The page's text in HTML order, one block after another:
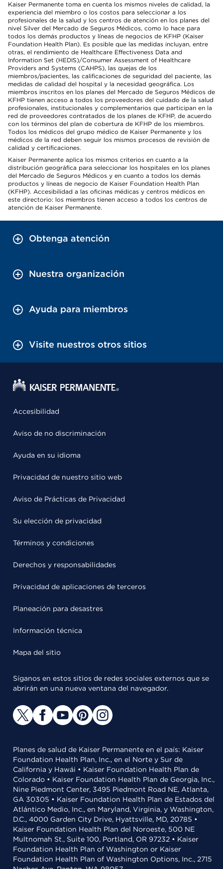
Kaiser Permanente toma en cuenta los mismos niveles de calidad, la
experiencia del miembro o los costos para seleccionar a los
profesionales de la salud y los centros de atención en los planes del
nivel Silver del Mercado de Seguros Médicos, como lo hace para
todos los demás productos y líneas de negocios de KFHP (Kaiser
Foundation Health Plan). Es posible que las medidas incluyan, entre
otras, el rendimiento de Healthcare Effectiveness Data and
Information Set (HEDIS)/Consumer Assessment of Healthcare
Providers and Systems (CAHPS), las quejas de los
miembros/pacientes, las calificaciones de seguridad del paciente, las
medidas de calidad del hospital y la necesidad geográfica. Los
miembros inscritos en los planes del Mercado de Seguros Médicos de
KFHP tienen acceso a todos los proveedores del cuidado de la salud
profesionales, institucionales y complementarios que participan en la
red de proveedores contratados de los planes de KFHP, de acuerdo
con los términos del plan de cobertura de KFHP de los miembros.
Todos los médicos del grupo médico de Kaiser Permanente y los
médicos de la red deben seguir los mismos procesos de revisión de
calidad y certificaciones.
Kaiser Permanente aplica los mismos criterios en cuanto a la
distribución geográfica para seleccionar los hospitales en los planes
del Mercado de Seguros Médicos y en cuanto a todos los demás
productos y líneas de negocio de Kaiser Foundation Health Plan
(KFHP). Accesibilidad a las oficinas médicas y centros médicos en
este directorio: los miembros tienen acceso a todos los centros de
atención de Kaiser Permanente.
Obtenga atención
Nuestra organización
Ayuda para miembros
Visite nuestros otros sitios
Accesibilidad
Aviso de no discriminación
Ayuda en su idioma
Privacidad de nuestro sitio web
Aviso de Prácticas de Privacidad
Su elección de privacidad
Términos y condiciones
Derechos y responsabilidades
Privacidad de aplicaciones de terceros
Planeación para desastres
Información técnica
Mapa del sitio
Síganos en estos sitios de redes sociales externos que se
abrirán en una nueva ventana del navegador.
Planes de salud de Kaiser Permanente en el país: Kaiser
Foundation Health Plan, Inc., en el Norte y Sur de
California y Hawái • Kaiser Foundation Health Plan de
Colorado • Kaiser Foundation Health Plan de Georgia, Inc.,
Nine Piedmont Center, 3495 Piedmont Road NE, Atlanta,
GA 30305 • Kaiser Foundation Health Plan de Estados del
Atlántico Medio, Inc., en Maryland, Virginia, y Washington,
D.C., 4000 Garden City Drive, Hyattsville, MD, 20785 •
Kaiser Foundation Health Plan del Noroeste, 500 NE
Multnomah St., Suite 100, Portland, OR 97232 • Kaiser
Foundation Health Plan of Washington or Kaiser
Foundation Health Plan of Washington Options, Inc., 2715